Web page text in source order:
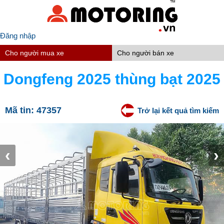
Đăng nhập
Cho người mua xe Cho người bán xe
Dongfeng 2025 thùng bạt 2025
Mã tin: 47357 Trở lại kết quả tìm kiếm
‹ ›